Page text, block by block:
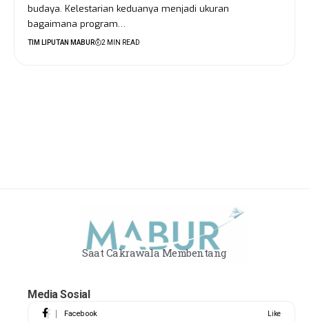
budaya. Kelestarian keduanya menjadi ukuran
bagaimana program…
TIM LIPUTAN MABUR 2 MIN READ
Saat Cakrawala Membentang
Media Sosial
Facebook Like